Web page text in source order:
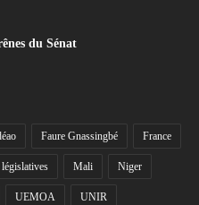
du Sénat
Faure Gnassingbé France
législatives Mali Niger
UEMOA UNIR